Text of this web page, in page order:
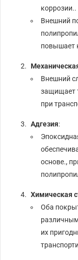
коррозии..
Внешний
повышает
Внешний
защищает
при
Адгезия:
основе.,
Химическая
Оба
их